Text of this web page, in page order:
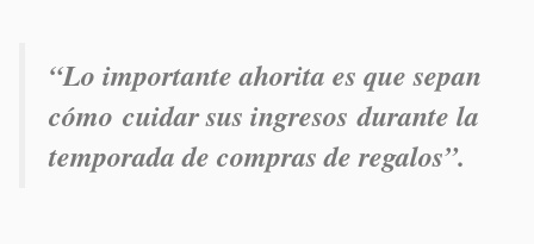
“Lo importante ahorita es que sepan
cómo cuidar sus ingresos durante la
temporada de compras de regalos”.